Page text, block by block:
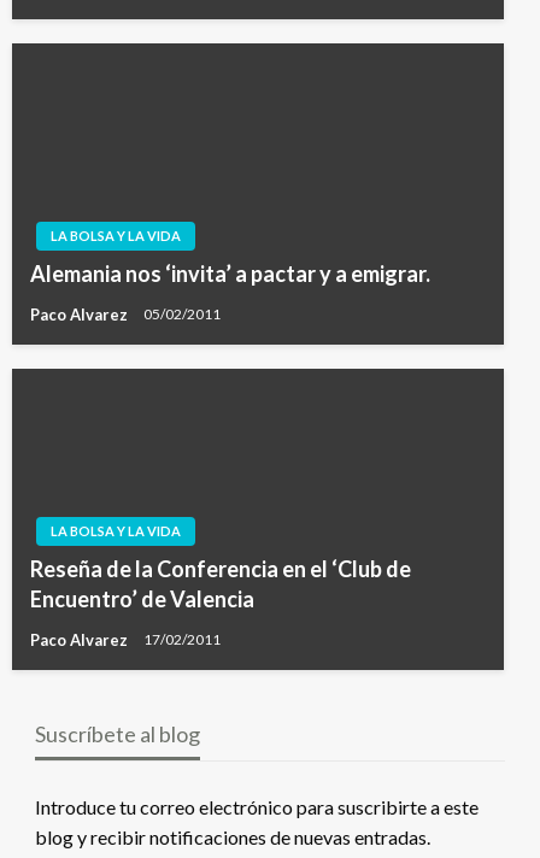
LA BOLSA Y LA VIDA
Alemania nos ‘invita’ a pactar y a emigrar.
Paco Alvarez 05/02/2011
LA BOLSA Y LA VIDA
Reseña de la Conferencia en el ‘Club de
Encuentro’ de Valencia
Paco Alvarez 17/02/2011
Suscríbete al blog
Introduce tu correo electrónico para suscribirte a este
blog y recibir notificaciones de nuevas entradas.